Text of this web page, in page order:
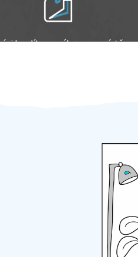
hradíte po výkonu na místě